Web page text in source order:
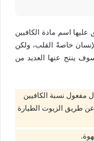
اسم مادة الكافيين
خاصةً القلب، ولكن
ينتج عنها العديد من
مفعول نسبة الكافيين
عن طريق الزيوت الطيارة